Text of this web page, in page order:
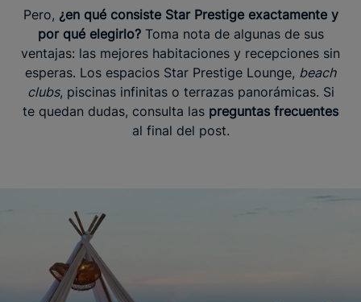
Pero, ¿en qué consiste Star Prestige exactamente y
por qué elegirlo? Toma nota de algunas de sus
ventajas: las mejores habitaciones y recepciones sin
esperas. Los espacios Star Prestige Lounge, beach
clubs, piscinas infinitas o terrazas panorámicas. Si
te quedan dudas, consulta las preguntas frecuentes
al final del post.